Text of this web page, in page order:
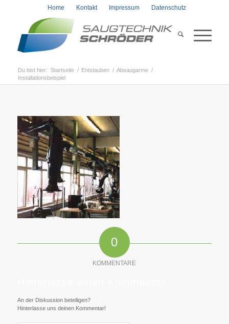
Home Kontakt Impressum Datenschutz
Du bist hier: Startseite / Entstauben / Absaugarme /
Installationsbeispiel
0
KOMMENTARE
An der Diskussion beteiligen?
Hinterlasse uns deinen Kommentar!